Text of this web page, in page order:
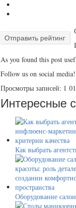
Отправить рейтинг
As you found this post
Follow us on social media!
Просмотры записей: 1
Интересные
Как выбрать
Оборудование